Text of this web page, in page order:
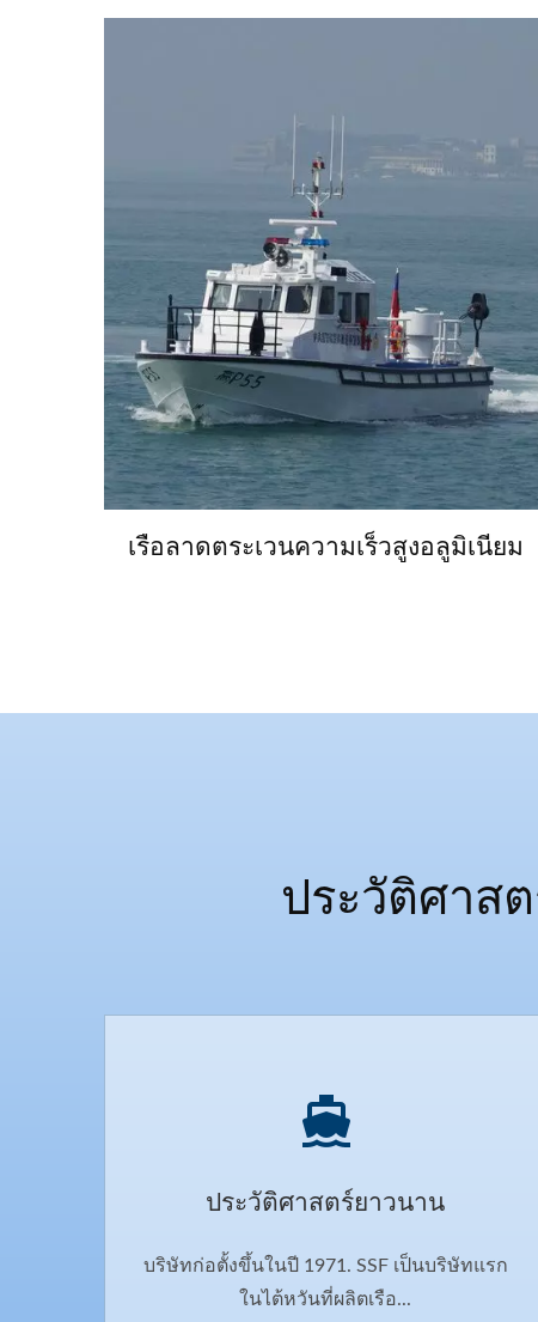
เรือลาดตระเวนความเร็วสูงอลูมิเนียม
ประวัติศาส
ประวัติศาสตร์ยาวนาน
บริษัทก่อตั้งขึ้นในปี 1971. SSF เป็นบริษัทแรก
ในไต้หวันที่ผลิตเรือ...